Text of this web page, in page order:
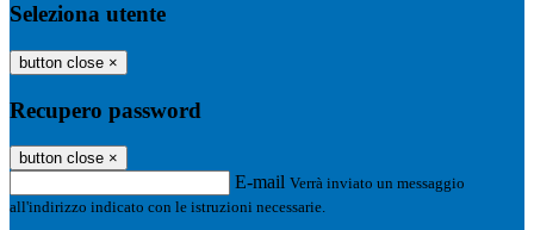
Seleziona utente
button close ×
Recupero password
button close ×
E-mail Verrà inviato un messaggio
all'indirizzo indicato con le istruzioni necessarie.